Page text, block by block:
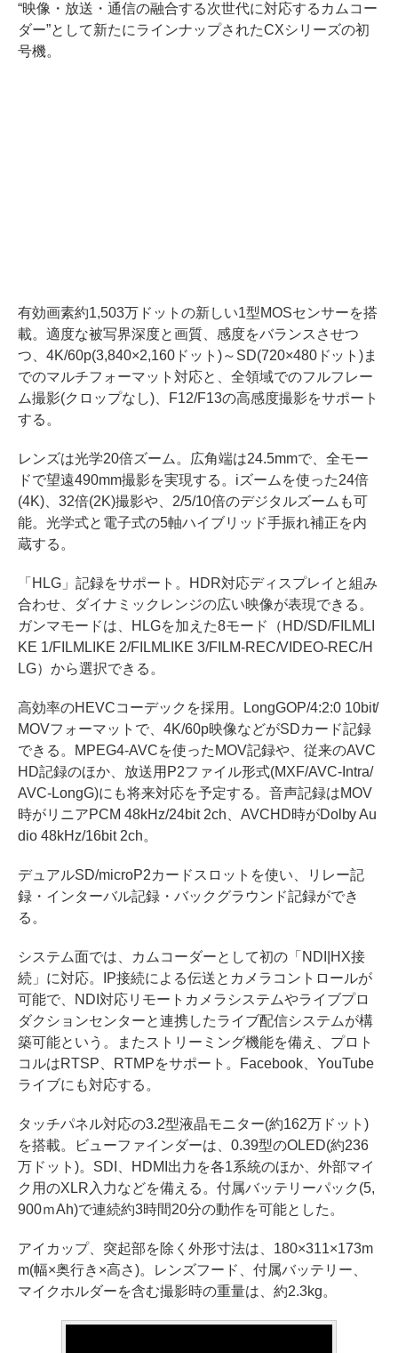
“映像・放送・通信の融合する次世代に対応するカムコー
ダー”として新たにラインナップされたCXシリーズの初
号機。
有効画素約1,503万ドットの新しい1型MOSセンサーを搭
載。適度な被写界深度と画質、感度をバランスさせつ
つ、4K/60p(3,840×2,160ドット)～SD(720×480ドット)ま
でのマルチフォーマット対応と、全領域でのフルフレー
ム撮影(クロップなし)、F12/F13の高感度撮影をサポート
する。
レンズは光学20倍ズーム。広角端は24.5mmで、全モー
ドで望遠490mm撮影を実現する。iズームを使った24倍
(4K)、32倍(2K)撮影や、2/5/10倍のデジタルズームも可
能。光学式と電子式の5軸ハイブリッド手振れ補正を内
蔵する。
「HLG」記録をサポート。HDR対応ディスプレイと組み
合わせ、ダイナミックレンジの広い映像が表現できる。
ガンマモードは、HLGを加えた8モード（HD/SD/FILMLI
KE 1/FILMLIKE 2/FILMLIKE 3/FILM-REC/VIDEO-REC/H
LG）から選択できる。
高効率のHEVCコーデックを採用。LongGOP/4:2:0 10bit/
MOVフォーマットで、4K/60p映像などがSDカード記録
できる。MPEG4-AVCを使ったMOV記録や、従来のAVC
HD記録のほか、放送用P2ファイル形式(MXF/AVC-Intra/
AVC-LongG)にも将来対応を予定する。音声記録はMOV
時がリニアPCM 48kHz/24bit 2ch、AVCHD時がDolby Au
dio 48kHz/16bit 2ch。
デュアルSD/microP2カードスロットを使い、リレー記
録・インターバル記録・バックグラウンド記録ができ
る。
システム面では、カムコーダーとして初の「NDI|HX接
続」に対応。IP接続による伝送とカメラコントロールが
可能で、NDI対応リモートカメラシステムやライブプロ
ダクションセンターと連携したライブ配信システムが構
築可能という。またストリーミング機能を備え、プロト
コルはRTSP、RTMPをサポート。Facebook、YouTube
ライブにも対応する。
タッチパネル対応の3.2型液晶モニター(約162万ドット)
を搭載。ビューファインダーは、0.39型のOLED(約236
万ドット)。SDI、HDMI出力を各1系統のほか、外部マイ
ク用のXLR入力などを備える。付属バッテリーパック(5,
900ｍAh)で連続約3時間20分の動作を可能とした。
アイカップ、突起部を除く外形寸法は、180×311×173m
m(幅×奥行き×高さ)。レンズフード、付属バッテリー、
マイクホルダーを含む撮影時の重量は、約2.3kg。